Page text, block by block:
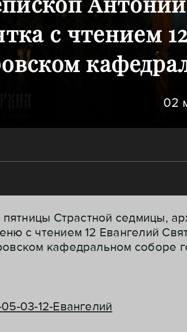
с чтением
02
Страстной седмицы,
с чтением 12 Евангелий
кафедральном соборе
03-12-Евангелий